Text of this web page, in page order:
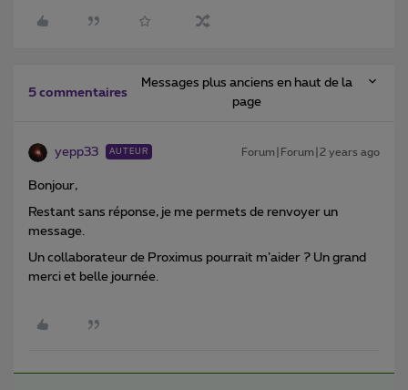
5 commentaires
Messages plus anciens en haut de la
page
yepp33 AUTEUR Forum|Forum|2 years ago
Bonjour,
Restant sans réponse, je me permets de renvoyer un
message.
Un collaborateur de Proximus pourrait m’aider ? Un grand
merci et belle journée.